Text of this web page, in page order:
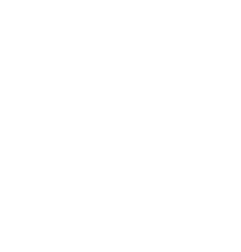
servis? Alpha